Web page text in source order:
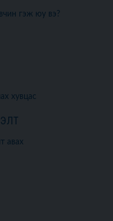
гэж юу вэ?
хувцас
авах